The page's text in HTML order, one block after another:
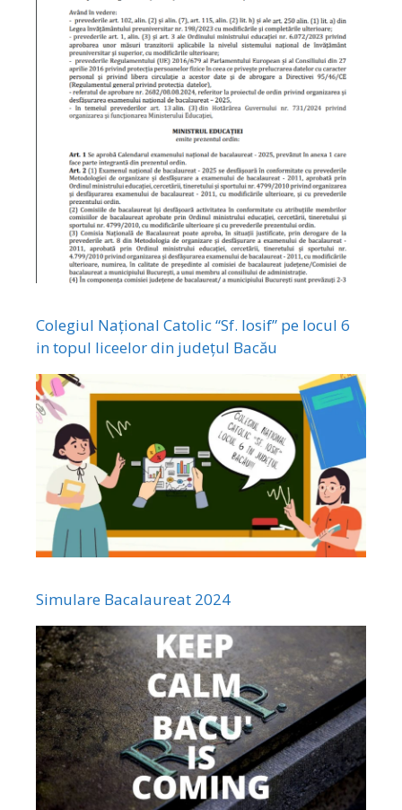
Colegiul Național Catolic “Sf. Iosif” pe locul 6
in topul liceelor din județul Bacău
Simulare Bacalaureat 2024